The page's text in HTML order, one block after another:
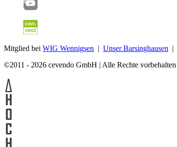
Mitglied bei WIG Wennigsen | Unser Barsinghausen |
©2011 - 2026 cevendo GmbH | Alle Rechte vorbehalten